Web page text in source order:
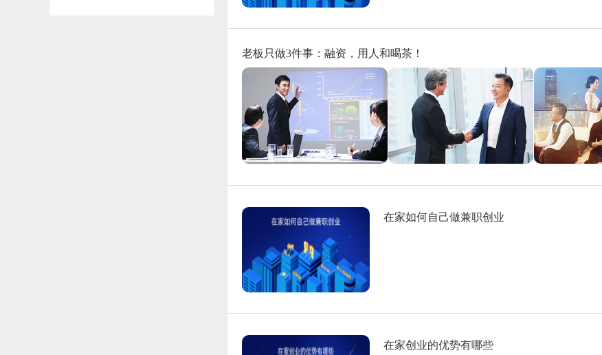
老板只做3件事：融资，用人和喝茶！
在家如何自己做兼职创业
在家创业的优势有哪些